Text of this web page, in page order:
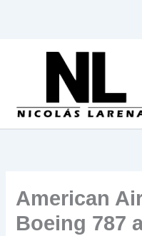
American
Boeing 787